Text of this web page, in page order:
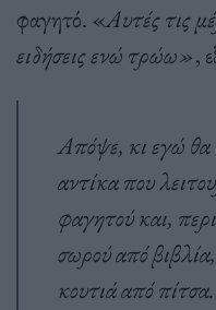
φαγητό. «Αυτές τις
ειδήσεις ενώ τρώω»,
Απόψε, κι εγώ θα
αντίκα που
φαγητού και,
σωρού από
κουτιά από πίτσα.